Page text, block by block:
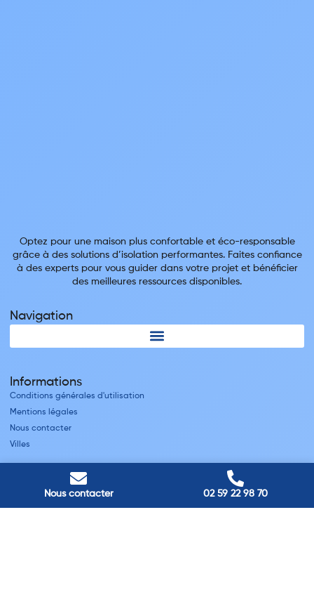
Nous contacter 02 59 22 98 70
Optez pour une maison plus confortable et éco-responsable
grâce à des solutions d’isolation performantes. Faites confiance
à des experts pour vous guider dans votre projet et bénéficier
des meilleures ressources disponibles.
Navigation
Informations
Conditions générales d'utilisation
Mentions légales
Nous contacter
Villes
Nos adresses
Louviers
45 avenue Winston Churchill, Louviers, France